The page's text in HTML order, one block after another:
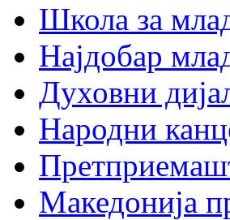
Школа за
Најдобар
Духовни
Народни
Македонија